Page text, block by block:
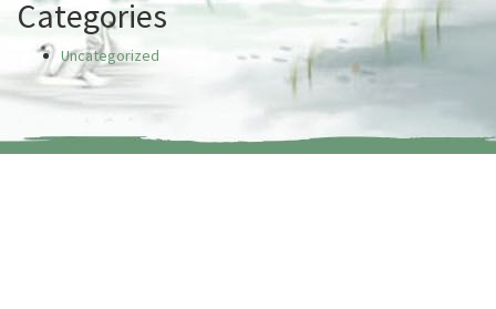
Categories
Uncategorized